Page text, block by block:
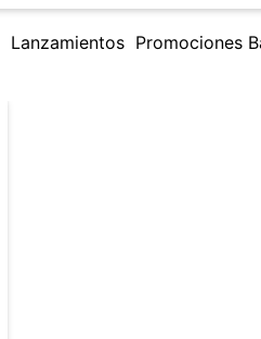
Lanzamientos Promociones